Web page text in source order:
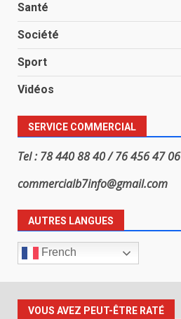
Santé
Société
Sport
Vidéos
SERVICE COMMERCIAL
Tel : 78 440 88 40 / 76 456 47 06
commercialb7info@gmail.com
AUTRES LANGUES
French
VOUS AVEZ PEUT-ÊTRE RATÉ